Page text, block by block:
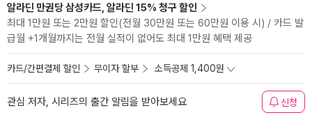
알라딘 만권당 삼성카드, 알라딘 15% 청구 할인
최대 1만원 또는 2만원 할인(전월 30만원 또는 60만원 이용 시) / 카드 발
급월 +1개월까지는 전월 실적이 없어도 최대 1만원 혜택 제공
카드/간편결제 할인 무이자 할부 소득공제 1,400원
관심 저자, 시리즈의 출간 알림을 받아보세요 신청